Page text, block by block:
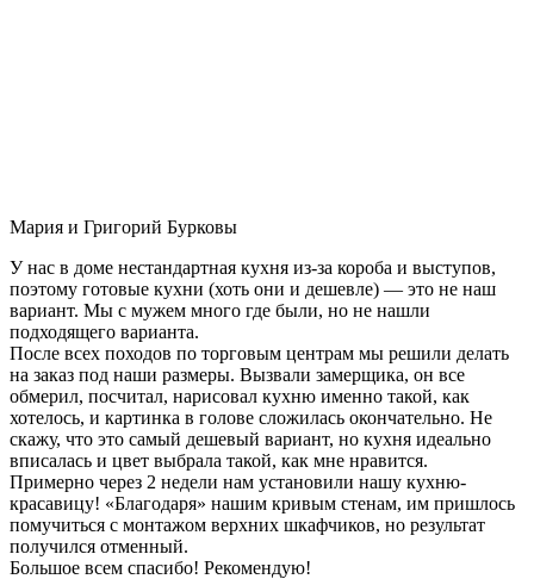
Мария и Григорий Бурковы
У нас в доме нестандартная кухня из-за короба и выступов,
поэтому готовые кухни (хоть они и дешевле) — это не наш
вариант. Мы с мужем много где были, но не нашли
подходящего варианта.
После всех походов по торговым центрам мы решили делать
на заказ под наши размеры. Вызвали замерщика, он все
обмерил, посчитал, нарисовал кухню именно такой, как
хотелось, и картинка в голове сложилась окончательно. Не
скажу, что это самый дешевый вариант, но кухня идеально
вписалась и цвет выбрала такой, как мне нравится.
Примерно через 2 недели нам установили нашу кухню-
красавицу! «Благодаря» нашим кривым стенам, им пришлось
помучиться с монтажом верхних шкафчиков, но результат
получился отменный.
Большое всем спасибо! Рекомендую!